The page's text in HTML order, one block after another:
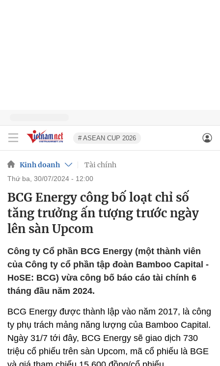
# ASEAN CUP 2026
Kinh doanh Tài chính
thứ ba, 30/07/2024 - 12:00
BCG Energy công bố loạt chỉ số
tăng trưởng ấn tượng trước ngày
lên sàn Upcom
Công ty Cổ phần BCG Energy (một thành viên
của Công ty cổ phần tập đoàn Bamboo Capital -
HoSE: BCG) vừa công bố báo cáo tài chính 6
tháng đầu năm 2024.
BCG Energy được thành lập vào năm 2017, là công
ty phụ trách mảng năng lượng của Bamboo Capital.
Ngày 31/7 tới đây, BCG Energy sẽ giao dịch 730
triệu cổ phiếu trên sàn Upcom, mã cổ phiếu là BGE